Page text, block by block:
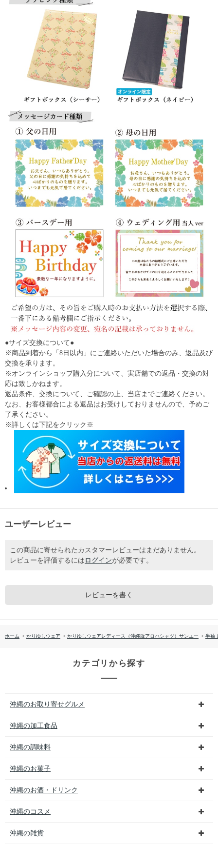
●サイズ交換について●
※商品到着から「8日以内」にご連絡いただいた場合のみ、返品及び
交換を承ります。
※オンラインショップ購入分について、実店舗での返品・交換の対
応は致しかねます。
返品条件、交換について、ご確認の上、当店までご連絡ください。
なお、お客様都合による返品はお受けしておりませんので、予めご
了承ください。
※詳しくは下記をクリック※
ユーザーレビュー
この商品に寄せられたカスタマーレビューはまだありません。
レビューを評価するには ログインが必要です。
レビューを書く
ホーム > かりゆしウェア > かりゆしウェアレディース（沖縄版アロハシャツ）サンエー > 半袖
カテゴリから探す
沖縄のお取り寄せグルメ
沖縄の加工食品
沖縄の調味料
沖縄のお菓子
沖縄のお酒・ドリンク
沖縄のコスメ
沖縄の雑貨